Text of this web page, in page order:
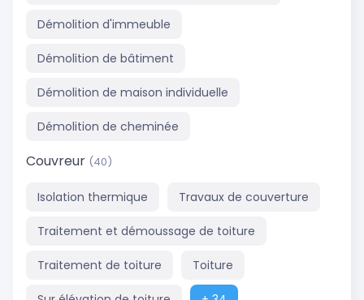
Démolition d'immeuble
Démolition de bâtiment
Démolition de maison individuelle
Démolition de cheminée
Couvreur (40)
Isolation thermique Travaux de couverture
Traitement et démoussage de toiture
Traitement de toiture Toiture